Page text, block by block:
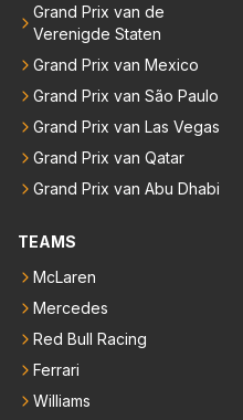
Grand Prix van de
Verenigde Staten
Grand Prix van Mexico
Grand Prix van São Paulo
Grand Prix van Las Vegas
Grand Prix van Qatar
Grand Prix van Abu Dhabi
TEAMS
McLaren
Mercedes
Red Bull Racing
Ferrari
Williams